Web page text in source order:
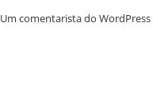
Um comentarista do WordPress